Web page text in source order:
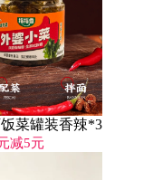
菜罐装香辣*3
减5元